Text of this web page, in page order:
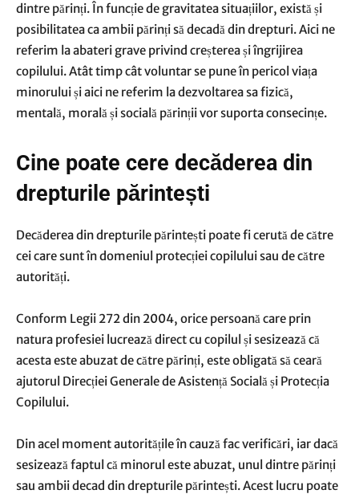
dintre părinți. În funcție de gravitatea situațiilor, există și
posibilitatea ca ambii părinți să decadă din drepturi. Aici ne
referim la abateri grave privind creșterea și îngrijirea
copilului. Atât timp cât voluntar se pune în pericol viața
minorului și aici ne referim la dezvoltarea sa fizică,
mentală, morală și socială părinții vor suporta consecințe.
Cine poate cere decăderea din
drepturile părintești
Decăderea din drepturile părintești poate fi cerută de către
cei care sunt în domeniul protecției copilului sau de către
autorități.
Conform Legii 272 din 2004, orice persoană care prin
natura profesiei lucrează direct cu copilul și sesizează că
acesta este abuzat de către părinți, este obligată să ceară
ajutorul Direcției Generale de Asistență Socială și Protecția
Copilului.
Din acel moment autoritățile în cauză fac verificări, iar dacă
sesizează faptul că minorul este abuzat, unul dintre părinți
sau ambii decad din drepturile părintești. Acest lucru poate